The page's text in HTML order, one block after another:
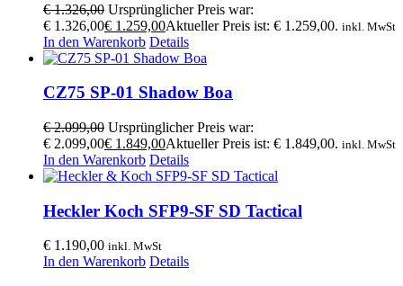
€1.326,00 Ursprünglicher Preis war:
€ 1.326,00€ 1.259,00Aktueller Preis ist: € 1.259,00. inkl. MwSt
In den Warenkorb Details
CZ75 SP-01 Shadow Boa
€2.099,00 Ursprünglicher Preis war:
€ 2.099,00€ 1.849,00Aktueller Preis ist: € 1.849,00. inkl. MwSt
In den Warenkorb Details
Heckler Koch SFP9-SF SD Tactical
€ 1.190,00 inkl. MwSt
In den Warenkorb Details